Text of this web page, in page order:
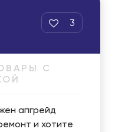
3
С
апгрейд
и хотите